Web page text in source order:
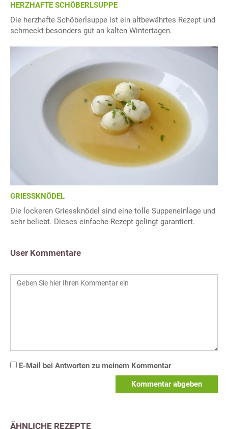
HERZHAFTE SCHÖBERLSUPPE
Die herzhafte Schöberlsuppe ist ein altbewährtes Rezept und
schmeckt besonders gut an kalten Wintertagen.
GRIESSKNÖDEL
Die lockeren Griessknödel sind eine tolle Suppeneinlage und
sehr beliebt. Dieses einfache Rezept gelingt garantiert.
User Kommentare
E-Mail bei Antworten zu meinem Kommentar
Kommentar abgeben
ÄHNLICHE REZEPTE